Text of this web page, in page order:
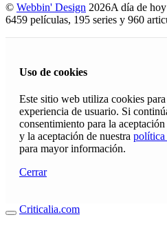
© Webbin' Design 2026A día de
6459 películas, 195 series y 960
Uso de cookies
Este sitio web utiliza cookies
experiencia de usuario. Si
consentimiento para la
y la aceptación de nuestra política
para mayor información.
Cerrar
Criticalia.com